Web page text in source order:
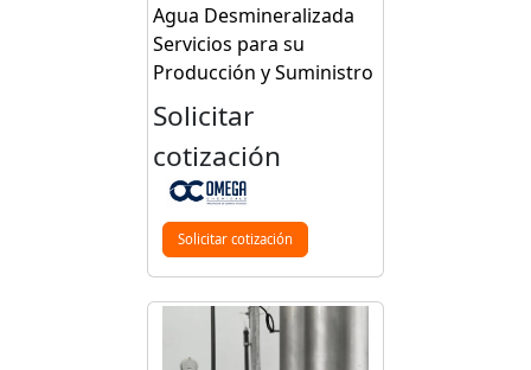
Agua Desmineralizada
Servicios para su
Producción y Suministro
Solicitar
cotización
Solicitar cotización